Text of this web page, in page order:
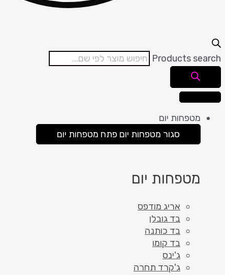
Products search
מטפחות יום
סגור מטפחות יום פתח מטפחות יום
מטפחות יום
אריג מודפס
בד גובלן
בד כותנה
בד קומו
ג'ינס
ג'קרד תחרה